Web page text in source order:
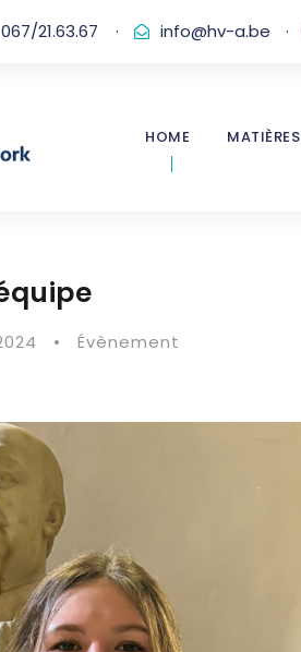
067/21.63.67 · info@hv-a.be ·
HOME MATIÈRES
• Évènement